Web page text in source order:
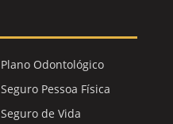
Plano Odontológico
Seguro Pessoa Física
Seguro de Vida